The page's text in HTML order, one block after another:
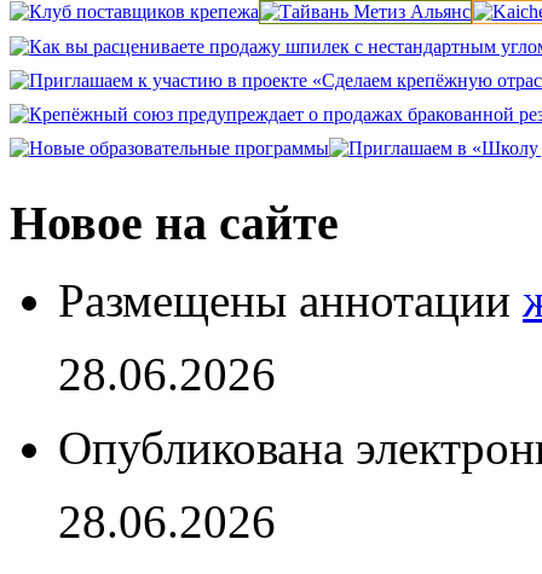
Новое на сайте
Размещены аннотации
28.06.2026
Опубликована
28.06.2026